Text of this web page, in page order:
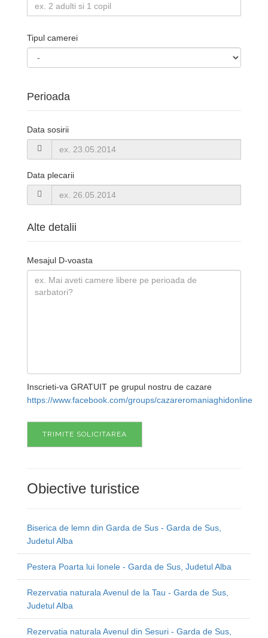
Tipul camerei
Perioada
Data sosirii
Data plecarii
Alte detalii
Mesajul D-voasta
Inscrieti-va GRATUIT pe grupul nostru de cazare
https://www.facebook.com/groups/cazareromaniaghidonline
TRIMITE SOLICITAREA
Obiective turistice
Biserica de lemn din Garda de Sus - Garda de Sus,
Judetul Alba
Pestera Poarta lui Ionele - Garda de Sus, Judetul Alba
Rezervatia naturala Avenul de la Tau - Garda de Sus,
Judetul Alba
Rezervatia naturala Avenul din Sesuri - Garda de Sus,